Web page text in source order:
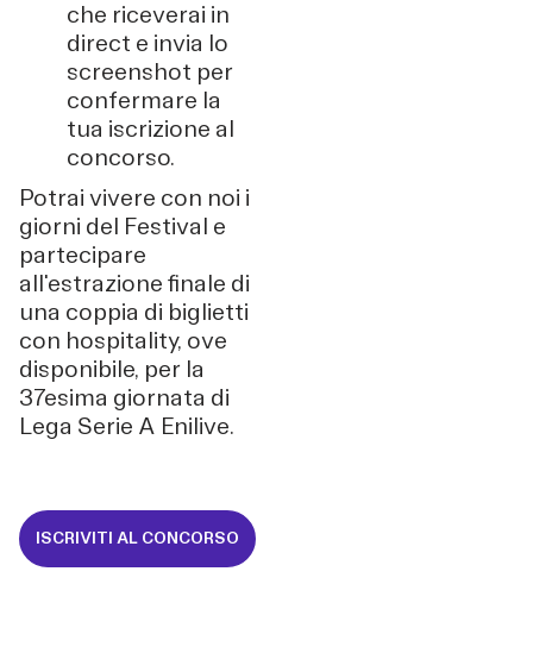
che riceverai in
direct e invia lo
screenshot per
confermare la
tua iscrizione al
concorso.
Potrai vivere con noi i
giorni del Festival e
partecipare
all'estrazione finale di
una coppia di biglietti
con hospitality, ove
disponibile, per la
37esima giornata di
Lega Serie A Enilive.
ISCRIVITI AL CONCORSO